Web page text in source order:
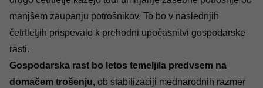
manjšem zaupanju potrošnikov. To bo v naslednjih
četrtletjih prispevalo k prehodni upočasnitvi gospodarske
rasti.
Gospodarska rast bo letos temeljila predvsem na
domačem trošenju, ob stabilizaciji mednarodnih razmer